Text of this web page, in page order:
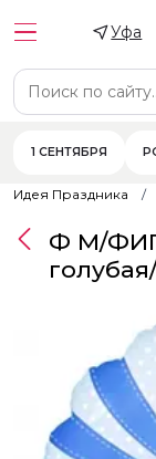
Уфа
1 СЕНТЯБРЯ
Идея Праздника
Ф М/